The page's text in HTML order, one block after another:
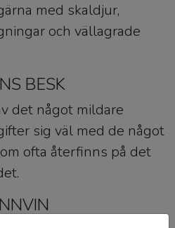
med skaldjur,
och vällagrade
BESK
det något mildare
sig väl med de något
ofta återfinns på det